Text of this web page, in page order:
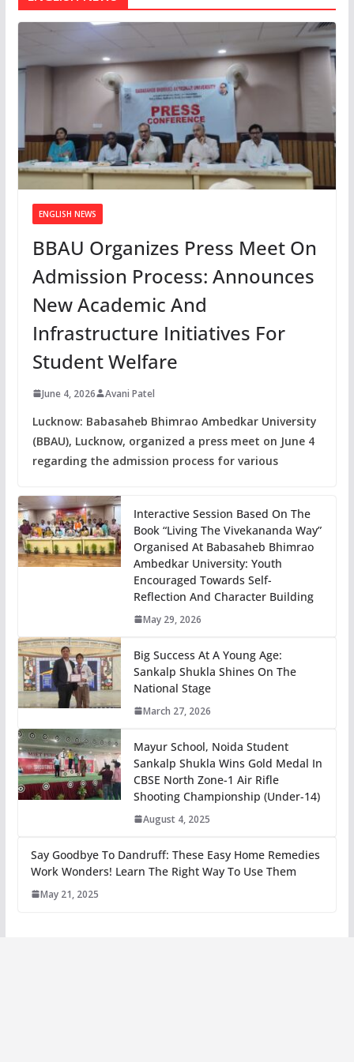
ENGLISH NEWS
BBAU Organizes Press Meet On
Admission Process: Announces
New Academic And
Infrastructure Initiatives For
Student Welfare
June 4, 2026 Avani Patel
Lucknow: Babasaheb Bhimrao Ambedkar University
(BBAU), Lucknow, organized a press meet on June 4
regarding the admission process for various
Interactive Session Based On The
Book “Living The Vivekananda Way”
Organised At Babasaheb Bhimrao
Ambedkar University: Youth
Encouraged Towards Self-
Reflection And Character Building
May 29, 2026
Big Success At A Young Age:
Sankalp Shukla Shines On The
National Stage
March 27, 2026
Mayur School, Noida Student
Sankalp Shukla Wins Gold Medal In
CBSE North Zone-1 Air Rifle
Shooting Championship (Under-14)
August 4, 2025
Say Goodbye To Dandruff: These Easy Home Remedies
Work Wonders! Learn The Right Way To Use Them
May 21, 2025